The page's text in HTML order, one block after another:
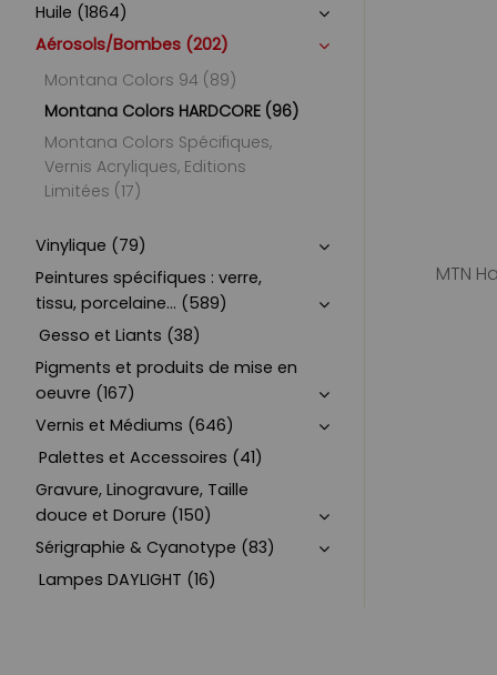
Huile (1864)
Aérosols/Bombes (202)
Montana Colors 94 (89)
Montana Colors HARDCORE (96)
Montana Colors Spécifiques,
Vernis Acryliques, Editions
Limitées (17)
Vinylique (79)
Peintures spécifiques : verre,
tissu, porcelaine... (589)
Gesso et Liants (38)
Pigments et produits de mise en
oeuvre (167)
Vernis et Médiums (646)
Palettes et Accessoires (41)
Gravure, Linogravure, Taille
douce et Dorure (150)
Sérigraphie & Cyanotype (83)
Lampes DAYLIGHT (16)
MTN